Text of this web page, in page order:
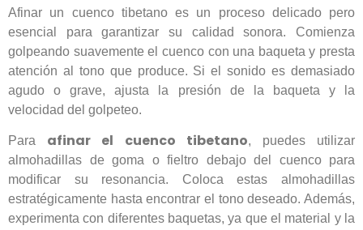
Afinar un cuenco tibetano es un proceso delicado pero
esencial para garantizar su calidad sonora. Comienza
golpeando suavemente el cuenco con una baqueta y presta
atención al tono que produce. Si el sonido es demasiado
agudo o grave, ajusta la presión de la baqueta y la
velocidad del golpeteo.
Para afinar el cuenco tibetano, puedes utilizar
almohadillas de goma o fieltro debajo del cuenco para
modificar su resonancia. Coloca estas almohadillas
estratégicamente hasta encontrar el tono deseado. Además,
experimenta con diferentes baquetas, ya que el material y la